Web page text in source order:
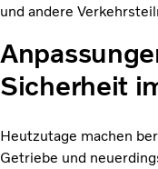
und andere
Sicherheit
Heutzutage machen
Getriebe und